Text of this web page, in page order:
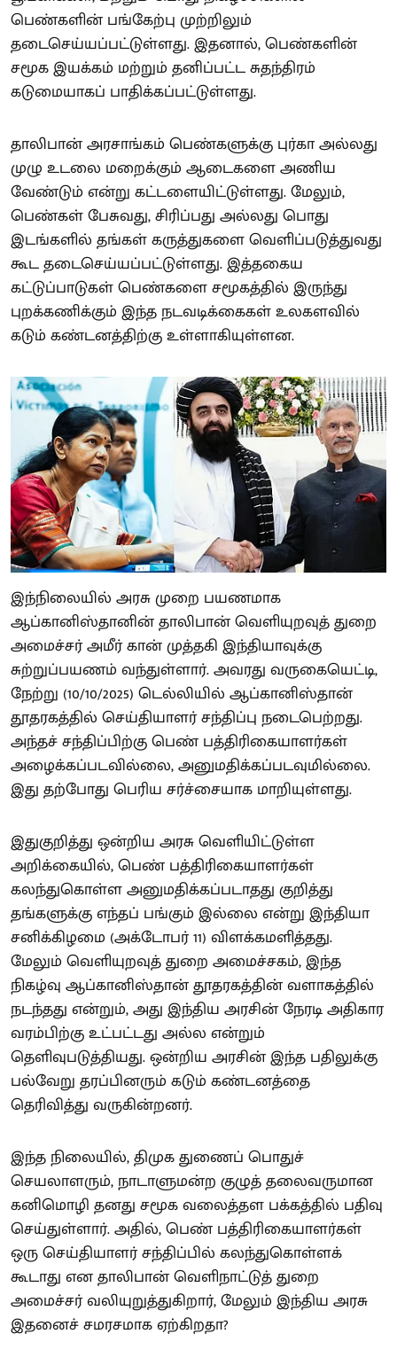
பெண்களின் பங்கேற்பு முற்றிலும்
தடைசெய்யப்பட்டுள்ளது. இதனால், பெண்களின்
சமூக இயக்கம் மற்றும் தனிப்பட்ட சுதந்திரம்
கடுமையாகப் பாதிக்கப்பட்டுள்ளது.
தாலிபான் அரசாங்கம் பெண்களுக்கு புர்கா அல்லது
முழு உடலை மறைக்கும் ஆடைகளை அணிய
வேண்டும் என்று கட்டளையிட்டுள்ளது. மேலும்,
பெண்கள் பேசுவது, சிரிப்பது அல்லது பொது
இடங்களில் தங்கள் கருத்துகளை வெளிப்படுத்துவது
கூட தடைசெய்யப்பட்டுள்ளது. இத்தகைய
கட்டுப்பாடுகள் பெண்களை சமூகத்தில் இருந்து
புறக்கணிக்கும் இந்த நடவடிக்கைகள் உலகளவில்
கடும் கண்டனத்திற்கு உள்ளாகியுள்ளன.
இந்நிலையில் அரசு முறை பயணமாக
ஆப்கானிஸ்தானின் தாலிபான் வெளியுறவுத் துறை
அமைச்சர் அமீர் கான் முத்தகி இந்தியாவுக்கு
சுற்றுப்பயணம் வந்துள்ளார். அவரது வருகையெட்டி,
நேற்று (10/10/2025) டெல்லியில் ஆப்கானிஸ்தான்
தூதரகத்தில் செய்தியாளர் சந்திப்பு நடைபெற்றது.
அந்தச் சந்திப்பிற்கு பெண் பத்திரிகையாளர்கள்
அழைக்கப்படவில்லை, அனுமதிக்கப்படவுமில்லை.
இது தற்போது பெரிய சர்ச்சையாக மாறியுள்ளது.
இதுகுறித்து ஒன்றிய அரசு வெளியிட்டுள்ள
அறிக்கையில், பெண் பத்திரிகையாளர்கள்
கலந்துகொள்ள அனுமதிக்கப்படாதது குறித்து
தங்களுக்கு எந்தப் பங்கும் இல்லை என்று இந்தியா
சனிக்கிழமை (அக்டோபர் 11) விளக்கமளித்தது.
மேலும் வெளியுறவுத் துறை அமைச்சகம், இந்த
நிகழ்வு ஆப்கானிஸ்தான் தூதரகத்தின் வளாகத்தில்
நடந்தது என்றும், அது இந்திய அரசின் நேரடி அதிகார
வரம்பிற்கு உட்பட்டது அல்ல என்றும்
தெளிவுபடுத்தியது. ஒன்றிய அரசின் இந்த பதிலுக்கு
பல்வேறு தரப்பினரும் கடும் கண்டனத்தை
தெரிவித்து வருகின்றனர்.
இந்த நிலையில், திமுக துணைப் பொதுச்
செயலாளரும், நாடாளுமன்ற குழுத் தலைவருமான
கனிமொழி தனது சமூக வலைத்தள பக்கத்தில் பதிவு
செய்துள்ளார். அதில், பெண் பத்திரிகையாளர்கள்
ஒரு செய்தியாளர் சந்திப்பில் கலந்துகொள்ளக்
கூடாது என தாலிபான் வெளிநாட்டுத் துறை
அமைச்சர் வலியுறுத்துகிறார், மேலும் இந்திய அரசு
இதனைச் சமரசமாக ஏற்கிறதா?